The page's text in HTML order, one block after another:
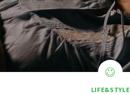
LIFE&STYLE